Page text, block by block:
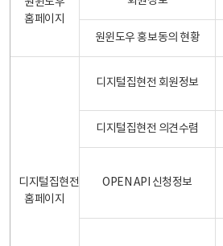
홈페이지
원윈도우 홍보동의 현황
디지털집현전
홈페이지
디지털집현전 회원정보
디지털집현전 의견수렴
OPEN API 신청정보